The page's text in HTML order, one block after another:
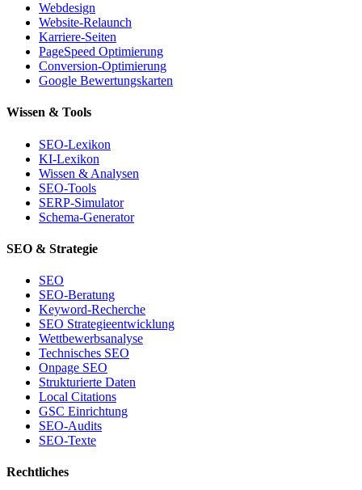
Webdesign
Website-Relaunch
Karriere-Seiten
PageSpeed Optimierung
Conversion-Optimierung
Google Bewertungskarten
Wissen & Tools
SEO-Lexikon
KI-Lexikon
Wissen & Analysen
SEO-Tools
SERP-Simulator
Schema-Generator
SEO & Strategie
SEO
SEO-Beratung
Keyword-Recherche
SEO Strategieentwicklung
Wettbewerbsanalyse
Technisches SEO
Onpage SEO
Strukturierte Daten
Local Citations
GSC Einrichtung
SEO-Audits
SEO-Texte
Rechtliches